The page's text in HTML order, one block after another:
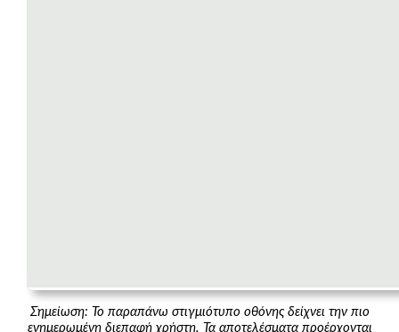
Σημείωση: Το παραπάνω στιγμιότυπο οθόνης δείχνει την πιο
ενημερωμένη διεπαφή χρήστη. Τα αποτελέσματα προέρχονται